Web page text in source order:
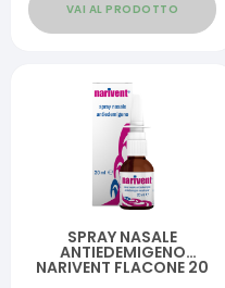
VAI AL PRODOTTO
SPRAY NASALE
ANTIEDEMIGENO
NARIVENT FLACONE 20